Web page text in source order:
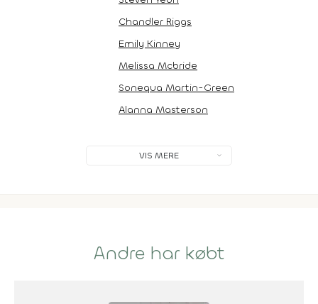
Chandler Riggs
Emily Kinney
Melissa Mcbride
Sonequa Martin-Green
Alanna Masterson
VIS MERE
Andre har købt